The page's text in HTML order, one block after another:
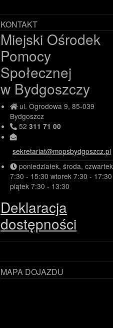
KONTAKT
Miejski Ośrodek
Pomocy
Społecznej
w Bydgoszczy
ul. Ogrodowa 9, 85-039
Bydgoszcz
52311 71 00
sekretariat@mopsbydgoszcz.pl
poniedziałek, środa, czwartek
7:30 - 15:30 wtorek 7:30 - 17:30
piątek 7:30 - 13:30
Deklaracja
dostępności
MAPA DOJAZDU